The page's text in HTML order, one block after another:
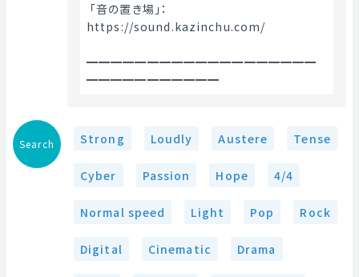
https://sound.kazinchu.com/
━━━━━━━━━━━━━━━━━━━
━━━━━━━━━━━
Search Strong Loudly Austere Tense
Cyber Passion Hope 4/4
Normal speed Light Pop Rock
Digital Cinematic Drama